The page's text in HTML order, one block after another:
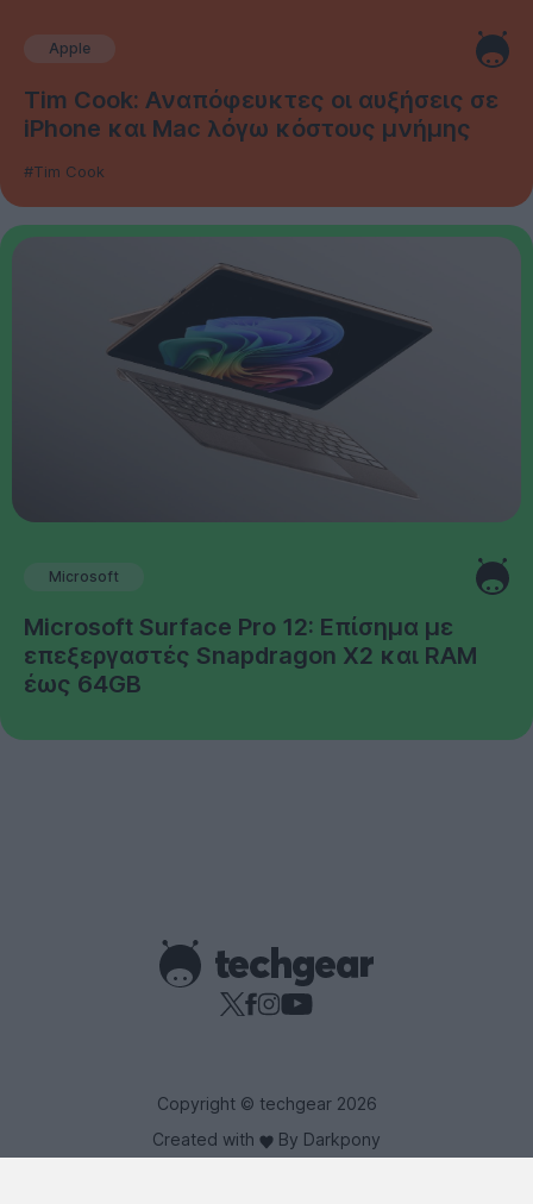
Apple
Tim Cook: Αναπόφευκτες οι αυξήσεις σε
iPhone και Mac λόγω κόστους μνήμης
#Tim Cook
Microsoft
Microsoft Surface Pro 12: Επίσημα με
επεξεργαστές Snapdragon X2 και RAM
έως 64GB
Copyright © techgear 2026
Created with
By Darkpony